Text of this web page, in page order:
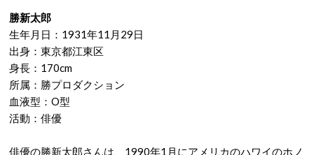
勝新太郎
生年月日：1931年11月29日
出身：東京都江東区
身長：170cm
所属：勝プロダクション
血液型：O型
活動：俳優
俳優の勝新太郎さんは、1990年1月にアメリカのハワイのホノ